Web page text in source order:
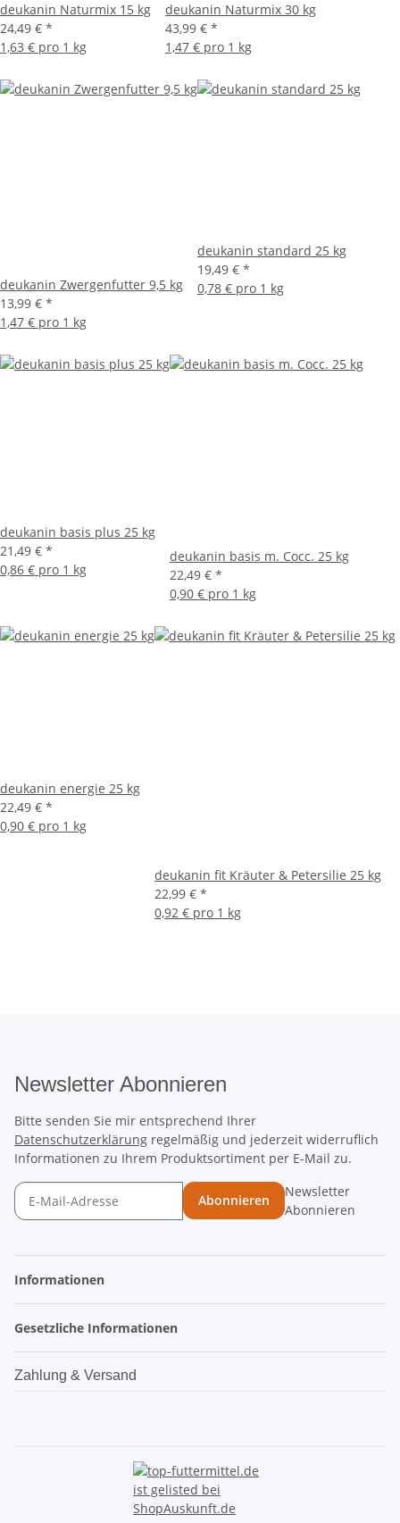
deukanin Naturmix 15 kg
24,49 € *
1,63 € pro 1 kg
deukanin Naturmix 30 kg
43,99 € *
1,47 € pro 1 kg
deukanin Zwergenfutter 9,5 kg
13,99 € *
1,47 € pro 1 kg
deukanin standard 25 kg
19,49 € *
0,78 € pro 1 kg
deukanin basis plus 25 kg
21,49 € *
0,86 € pro 1 kg
deukanin basis m. Cocc. 25 kg
22,49 € *
0,90 € pro 1 kg
deukanin energie 25 kg
22,49 € *
0,90 € pro 1 kg
deukanin fit Kräuter & Petersilie 25 kg
22,99 € *
0,92 € pro 1 kg
Newsletter Abonnieren
Bitte senden Sie mir entsprechend Ihrer
Datenschutzerklärung regelmäßig und jederzeit widerruflich
Informationen zu Ihrem Produktsortiment per E-Mail zu.
Abonnieren
Newsletter
Abonnieren
Informationen
Gesetzliche Informationen
Zahlung & Versand